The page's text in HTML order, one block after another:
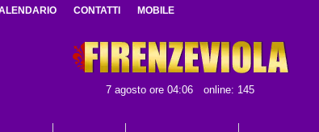
CONTATTI MOBILE
7 agosto ore 04:06 online: 145